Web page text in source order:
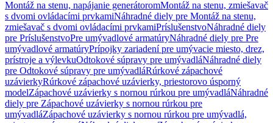
Montáž na stenu, napájanie generátoromMontáž na stenu, zmiešavač
s dvomi ovládacími prvkamiNáhradné diely pre Montáž na stenu,
zmiešavač s dvomi ovládacími prvkamiPríslušenstvoNáhradné diely
pre PríslušenstvoPre umývadlové armatúryNáhradné diely pre Pre
umývadlové armatúryPrípojky zariadení pre umývacie miesto, drez,
prístroje a výlevkuOdtokové súpravy pre umývadláNáhradné diely
pre Odtokové súpravy pre umývadláRúrkové zápachové
uzávierkyRúrkové zápachové uzávierky, priestorovo úsporný
modelZápachové uzávierky s nornou rúrkou pre umývadláNáhradné
diely pre Zápachové uzávierky s nornou rúrkou pre
umývadláZápachové uzávierky s nornou rúrkou pre umývadlá,